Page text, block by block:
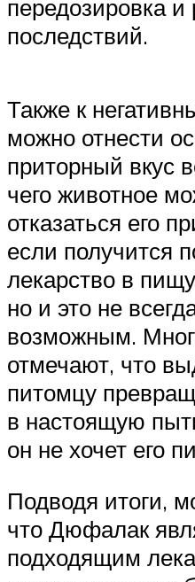
передозировка
последствий.
Также к
можно отнести
приторный вкус
чего животное
отказаться его
если получится
лекарство в
но и это не
возможным.
отмечают, что
питомцу
в настоящую
он не хочет его
Подводя итоги,
что Дюфалак
подходящим